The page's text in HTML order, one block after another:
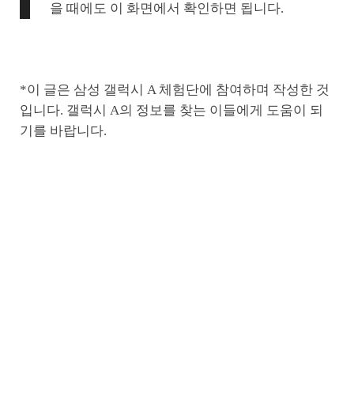
을 때에도 이 화면에서 확인하면 됩니다.
*이 글은 삼성 갤럭시 A 체험단에 참여하며 작성한 것
입니다. 갤럭시 A의 정보를 찾는 이들에게 도움이 되
기를 바랍니다.